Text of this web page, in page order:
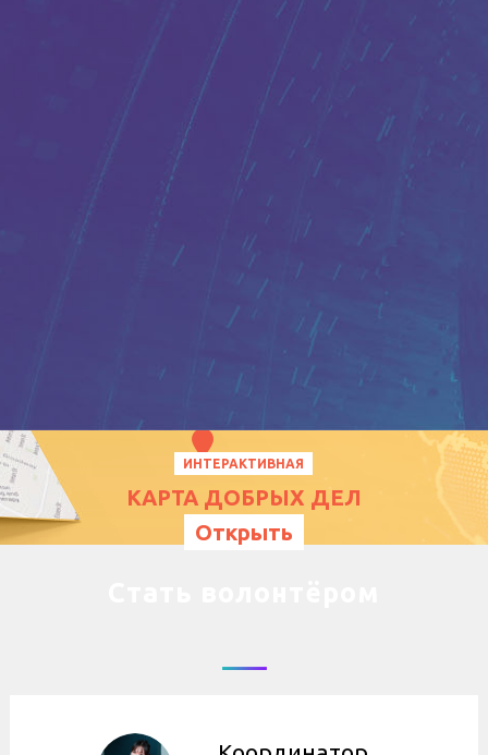
ИНТЕРАКТИВНАЯ
КАРТА ДОБРЫХ ДЕЛ
Открыть